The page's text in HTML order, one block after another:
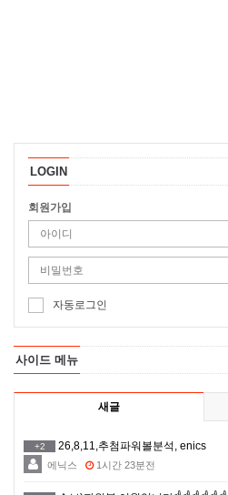
LOGIN
회원가입
자동로그인
사이드 메뉴
새글
+2 26,8,11,추첨파워볼분석, enics
에닉스 1시간 23분전